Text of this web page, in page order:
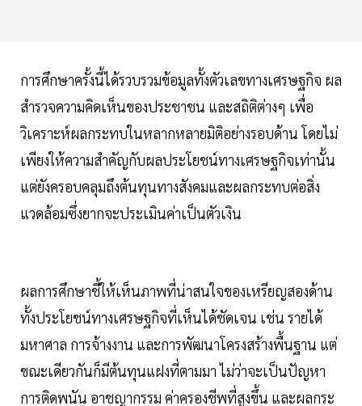
การศึกษาครั้งนี้ได้รวบรวมข้อมูลทั้งตัวเลขทางเศรษฐกิจ ผล
สำรวจความคิดเห็นของประชาชน และสถิติต่างๆ เพื่อ
วิเคราะห์ผลกระทบในหลากหลายมิติอย่างรอบด้าน โดยไม่
เพียงให้ความสำคัญกับผลประโยชน์ทางเศรษฐกิจเท่านั้น
แต่ยังครอบคลุมถึงต้นทุนทางสังคมและผลกระทบต่อสิ่ง
แวดล้อมซึ่งยากจะประเมินค่าเป็นตัวเงิน
ผลการศึกษาชี้ให้เห็นภาพที่น่าสนใจของเหรียญสองด้าน
ทั้งประโยชน์ทางเศรษฐกิจที่เห็นได้ชัดเจน เช่น รายได้
มหาศาล การจ้างงาน และการพัฒนาโครงสร้างพื้นฐาน แต่
ขณะเดียวกันก็มีต้นทุนแฝงที่ตามมา ไม่ว่าจะเป็นปัญหา
การติดพนัน อาชญากรรม ค่าครองชีพที่สูงขึ้น และผลกระ